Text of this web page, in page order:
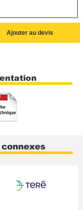
Ajouter au devis